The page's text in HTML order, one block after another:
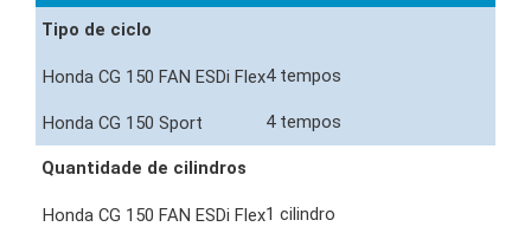
Tipo de ciclo
4 tempos
4 tempos
Quantidade de cilindros
1 cilindro